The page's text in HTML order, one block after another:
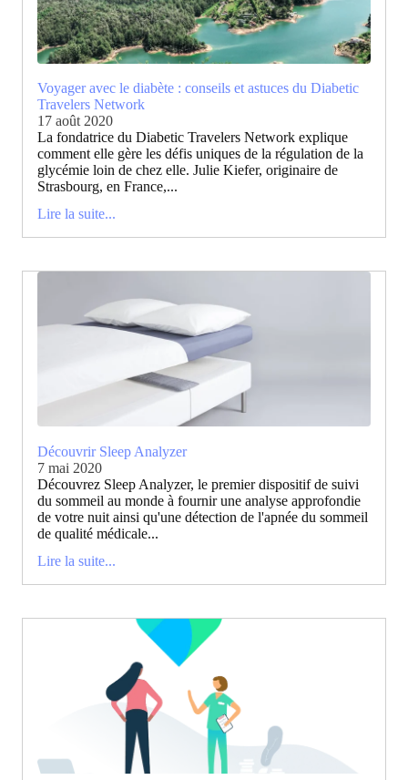
Voyager avec le diabète : conseils et astuces du Diabetic
Travelers Network
17 août 2020
La fondatrice du Diabetic Travelers Network explique
comment elle gère les défis uniques de la régulation de la
glycémie loin de chez elle. Julie Kiefer, originaire de
Strasbourg, en France,...
Lire la suite...
Découvrir Sleep Analyzer
7 mai 2020
Découvrez Sleep Analyzer, le premier dispositif de suivi
du sommeil au monde à fournir une analyse approfondie
de votre nuit ainsi qu'une détection de l'apnée du sommeil
de qualité médicale...
Lire la suite...